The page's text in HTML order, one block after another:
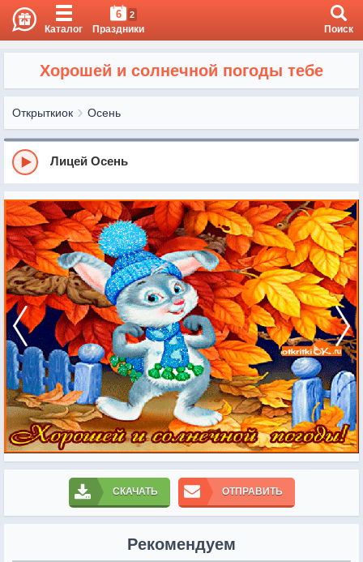
Каталог
6 2
Праздники Поиск
Хорошей и солнечной погоды тебе
Открыткиок Осень
Лицей Осень
СКАЧАТЬ ОТПРАВИТЬ
Рекомендуем